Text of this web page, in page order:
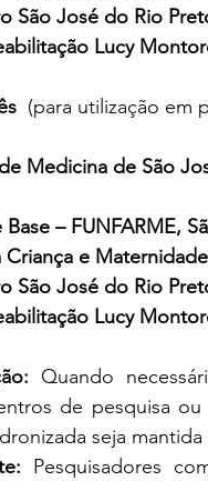
José do Rio
Lucy
(para utilização em
Medicina de São
– FUNFARME,
e
São José do Rio
Lucy
Quando
de pesquisa
seja
Pesquisadores